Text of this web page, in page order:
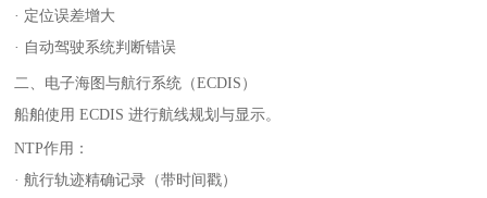
· 定位误差增大
· 自动驾驶系统判断错误
二、电子海图与航行系统（ECDIS）
船舶使用 ECDIS 进行航线规划与显示。
NTP作用：
· 航行轨迹精确记录（带时间戳）